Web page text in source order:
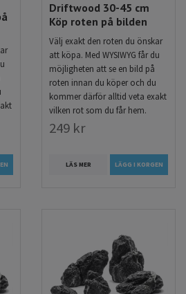
dina vänner i akvariet!
Driftwood 30-45 cm
Köp roten på bilden
Välj exakt den roten du önskar
att köpa. Med WYSIWYG får du
möjligheten att se en bild på
roten innan du köper och du
kommer därför alltid veta exakt
vilken rot som du får hem.
249 kr
LÄS MER LÄGG I KORGEN